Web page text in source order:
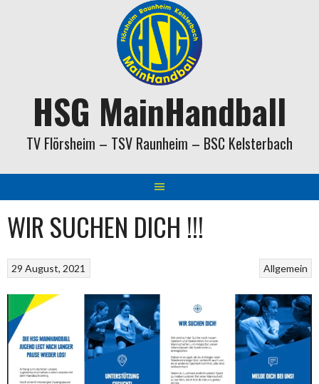
HSG MainHandball
TV Flörsheim – TSV Raunheim – BSC Kelsterbach
WIR SUCHEN DICH !!!
Allgemein
29 August, 2021